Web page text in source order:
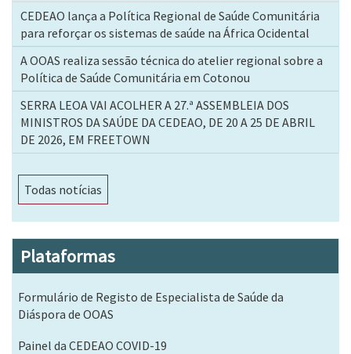
CEDEAO lança a Política Regional de Saúde Comunitária
para reforçar os sistemas de saúde na África Ocidental
A OOAS realiza sessão técnica do atelier regional sobre a
Política de Saúde Comunitária em Cotonou
SERRA LEOA VAI ACOLHER A 27.ª ASSEMBLEIA DOS
MINISTROS DA SAÚDE DA CEDEAO, DE 20 A 25 DE ABRIL
DE 2026, EM FREETOWN
Todas notícias
Plataformas
Formulário de Registo de Especialista de Saúde da
Diáspora de OOAS
Painel da CEDEAO COVID-19